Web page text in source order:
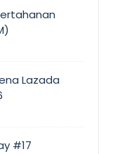
Lazada
#17